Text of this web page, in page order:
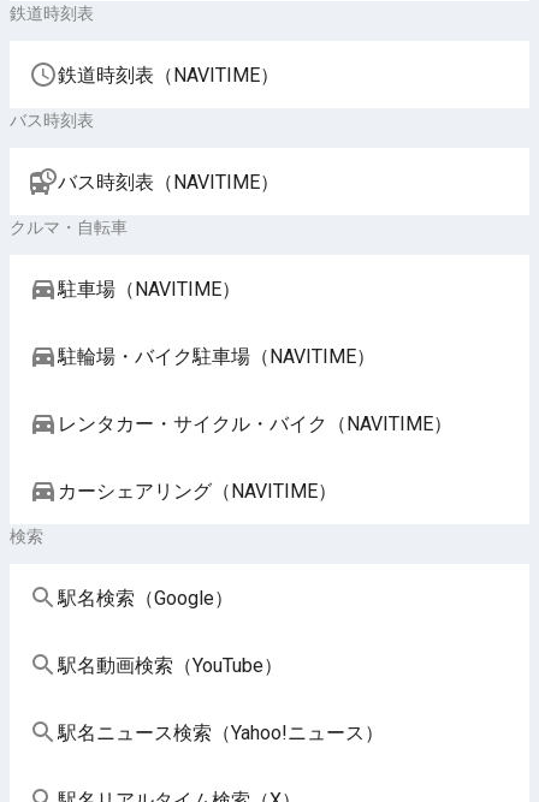
鉄道時刻表
鉄道時刻表（NAVITIME）
バス時刻表
バス時刻表（NAVITIME）
クルマ・自転車
駐車場（NAVITIME）
駐輪場・バイク駐車場（NAVITIME）
レンタカー・サイクル・バイク（NAVITIME）
カーシェアリング（NAVITIME）
検索
駅名検索（Google）
駅名動画検索（YouTube）
駅名ニュース検索（Yahoo!ニュース）